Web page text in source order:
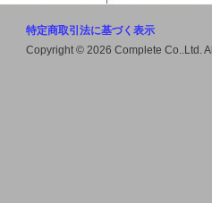
特定商取引法に基づく表示
Copyright © 2026 Complete Co..Ltd.